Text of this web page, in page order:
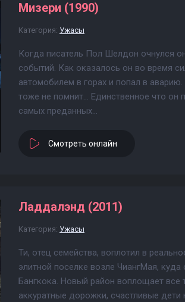
Мизери (1990)
Категория: Ужасы
Когда писатель Пол Шелдон очнулся
событий. Как оказалось он во время
автомобилем в горах и попал в
тоже не помнит... Единственное что
самых преданных...
Смотреть онлайн
Ладдалэнд (2011)
Категория: Ужасы
Ти, отец семейства, воплотил в
элитной поселке возле ЧиангМая,
Бангкока. Новый район воплощает все
аккуратные дорожки, счастливые